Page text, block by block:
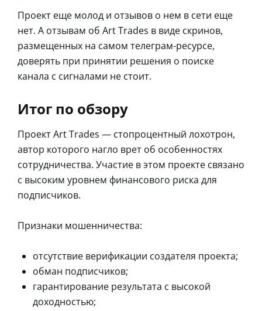
Проект еще молод и отзывов о нем в сети еще
нет. А отзывам об Art Trades в виде скринов,
размещенных на самом телеграм-ресурсе,
доверять при принятии решения о поиске
канала с сигналами не стоит.
Итог по обзору
Проект Art Trades — стопроцентный лохотрон,
автор которого нагло врет об особенностях
сотрудничества. Участие в этом проекте связано
с высоким уровнем финансового риска для
подписчиков.
Признаки мошенничества:
отсутствие верификации создателя проекта;
обман подписчиков;
гарантирование результата с высокой
доходностью;